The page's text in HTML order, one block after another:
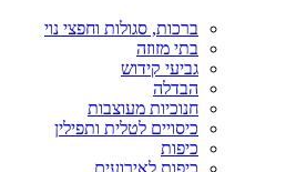
ברכות, סגולות וחפצי נוי
בתי מזוזה
גביעי קידוש
הבדלה
חנוכיות מעוצבות
כיסויים לטלית ותפילין
כיפות